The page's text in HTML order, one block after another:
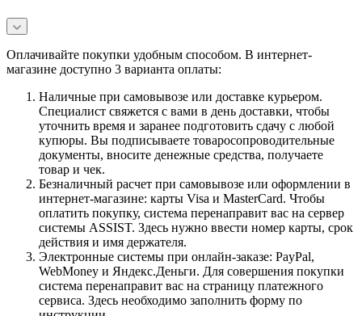
Оплачивайте покупки удобным способом. В интернет-
магазине доступно 3 варианта оплаты:
Наличные при самовывозе или доставке курьером.
Специалист свяжется с вами в день доставки, чтобы
уточнить время и заранее подготовить сдачу с любой
купюры. Вы подписываете товаросопроводительные
документы, вносите денежные средства, получаете
товар и чек.
Безналичный расчет при самовывозе или оформлении в
интернет-магазине: карты Visa и MasterCard. Чтобы
оплатить покупку, система перенаправит вас на сервер
системы ASSIST. Здесь нужно ввести номер карты, срок
действия и имя держателя.
Электронные системы при онлайн-заказе: PayPal,
WebMoney и Яндекс.Деньги. Для совершения покупки
система перенаправит вас на страницу платежного
сервиса. Здесь необходимо заполнить форму по